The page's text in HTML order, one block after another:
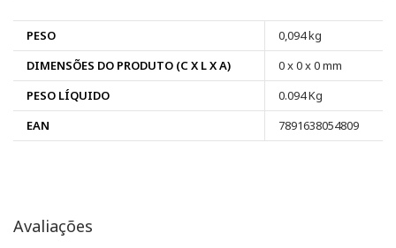
PESO
0,094 kg
DIMENSÕES DO PRODUTO (C X L X A)
0 x 0 x 0 mm
PESO LÍQUIDO
0.094 Kg
EAN
7891638054809
Avaliações